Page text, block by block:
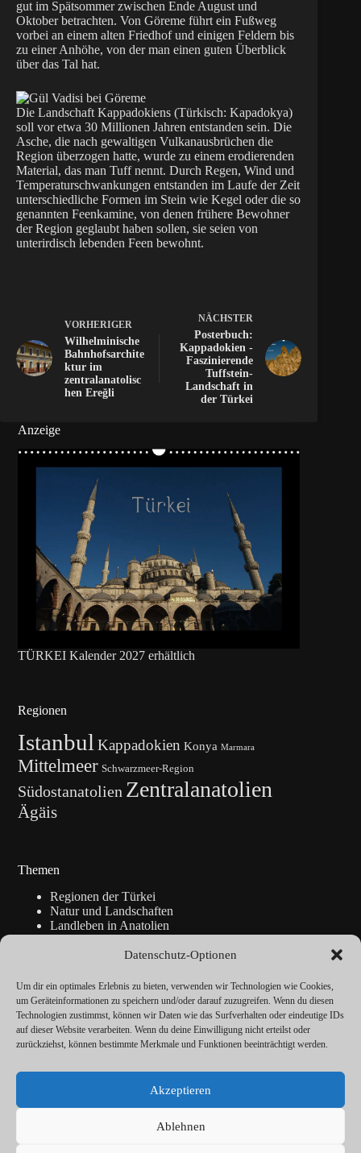
Datenschutz-Optionen
Um dir ein optimales Erlebnis zu bieten, verwenden wir Technologien wie Cookies,
um Geräteinformationen zu speichern und/oder darauf zuzugreifen. Wenn du diesen
Technologien zustimmst, können wir Daten wie das Surfverhalten oder eindeutige IDs
auf dieser Website verarbeiten. Wenn du deine Einwilligung nicht erteilst oder
zurückziehst, können bestimmte Merkmale und Funktionen beeinträchtigt werden.
Akzeptieren
Ablehnen
gut im Spätsommer zwischen Ende August und
Oktober betrachten. Von Göreme führt ein Fußweg
vorbei an einem alten Friedhof und einigen Feldern bis
zu einer Anhöhe, von der man einen guten Überblick
über das Tal hat.
Die Landschaft Kappadokiens (Türkisch: Kapadokya)
soll vor etwa 30 Millionen Jahren entstanden sein. Die
Asche, die nach gewaltigen Vulkanausbrüchen die
Region überzogen hatte, wurde zu einem erodierenden
Material, das man Tuff nennt. Durch Regen, Wind und
Temperaturschwankungen entstanden im Laufe der Zeit
unterschiedliche Formen im Stein wie Kegel oder die so
genannten Feenkamine, von denen frühere Bewohner
der Region geglaubt haben sollen, sie seien von
unterirdisch lebenden Feen bewohnt.
VORHERIGER
Wilhelminische
Bahnhofsarchite
ktur im
zentralanatolisc
hen Ereğli
NÄCHSTER
Posterbuch:
Kappadokien -
Faszinierende
Tuffstein-
Landschaft in
der Türkei
Anzeige
TÜRKEI Kalender 2027 erhältlich
Regionen
Istanbul Kappadokien Konya Marmara
Mittelmeer Schwarzmeer-Region
Südostanatolien Zentralanatolien
Ägäis
Themen
Regionen der Türkei
Natur und Landschaften
Landleben in Anatolien
Blickpunkte
Reise-Info
Vorträge